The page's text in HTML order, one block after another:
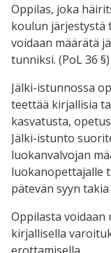
Oppilas, joka
koulun järjestystä
voidaan määrätä
tunniksi. (PoL 36 §)
Jälki-istunnossa
teettää kirjallisia
kasvatusta,
Jälki-istunto
luokanvalvojan
luokanopettajalle
pätevän syyn
Oppilasta
kirjallisella